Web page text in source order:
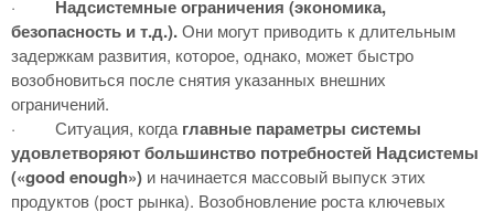
·
Надсистемные ограничения (экономика,
безопасность и т.д.).Они могут приводить к длительным
задержкам развития, которое, однако, может быстро
возобновиться после снятия указанных внешних
ограничений.
·
Ситуация, когдаглавные параметры системы
удовлетворяют большинство потребностей Надсистемы
(«good enough») и начинается массовый выпуск этих
продуктов (рост рынка). Возобновление роста ключевых